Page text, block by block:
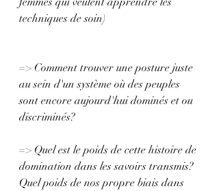
techniques de soin)
=> Comment trouver une posture juste
au sein d'un système où des peuples
sont encore aujourd'hui dominés et ou
discriminés?
=> Quel est le poids de cette histoire de
domination dans les savoirs transmis?
Quel poids de nos propre biais dans